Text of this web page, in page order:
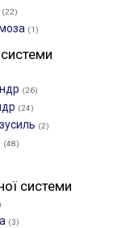
(22)
(1)
системи
(26)
(24)
(2)
(48)
системи
(3)